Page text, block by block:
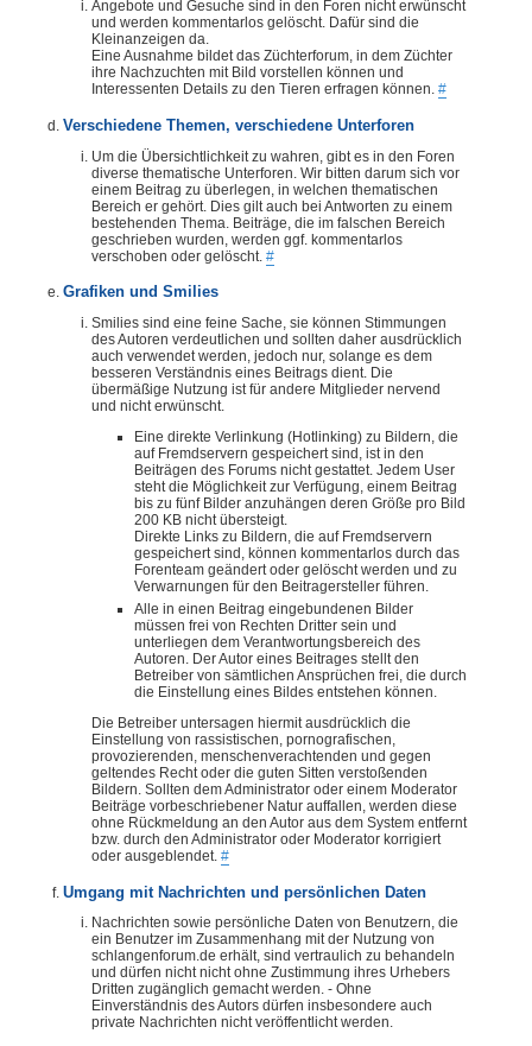
Angebote und Gesuche sind in den Foren nicht erwünscht
und werden kommentarlos gelöscht. Dafür sind die
Kleinanzeigen da.
Eine Ausnahme bildet das Züchterforum, in dem Züchter
ihre Nachzuchten mit Bild vorstellen können und
Interessenten Details zu den Tieren erfragen können. #
Verschiedene Themen, verschiedene Unterforen
Um die Übersichtlichkeit zu wahren, gibt es in den Foren
diverse thematische Unterforen. Wir bitten darum sich vor
einem Beitrag zu überlegen, in welchen thematischen
Bereich er gehört. Dies gilt auch bei Antworten zu einem
bestehenden Thema. Beiträge, die im falschen Bereich
geschrieben wurden, werden ggf. kommentarlos
verschoben oder gelöscht. #
Grafiken und Smilies
Smilies sind eine feine Sache, sie können Stimmungen
des Autoren verdeutlichen und sollten daher ausdrücklich
auch verwendet werden, jedoch nur, solange es dem
besseren Verständnis eines Beitrags dient. Die
übermäßige Nutzung ist für andere Mitglieder nervend
und nicht erwünscht.
Eine direkte Verlinkung (Hotlinking) zu Bildern, die
auf Fremdservern gespeichert sind, ist in den
Beiträgen des Forums nicht gestattet. Jedem User
steht die Möglichkeit zur Verfügung, einem Beitrag
bis zu fünf Bilder anzuhängen deren Größe pro Bild
200 KB nicht übersteigt.
Direkte Links zu Bildern, die auf Fremdservern
gespeichert sind, können kommentarlos durch das
Forenteam geändert oder gelöscht werden und zu
Verwarnungen für den Beitragersteller führen.
Alle in einen Beitrag eingebundenen Bilder
müssen frei von Rechten Dritter sein und
unterliegen dem Verantwortungsbereich des
Autoren. Der Autor eines Beitrages stellt den
Betreiber von sämtlichen Ansprüchen frei, die durch
die Einstellung eines Bildes entstehen können.
Die Betreiber untersagen hiermit ausdrücklich die
Einstellung von rassistischen, pornografischen,
provozierenden, menschenverachtenden und gegen
geltendes Recht oder die guten Sitten verstoßenden
Bildern. Sollten dem Administrator oder einem Moderator
Beiträge vorbeschriebener Natur auffallen, werden diese
ohne Rückmeldung an den Autor aus dem System entfernt
bzw. durch den Administrator oder Moderator korrigiert
oder ausgeblendet. #
Umgang mit Nachrichten und persönlichen Daten
Nachrichten sowie persönliche Daten von Benutzern, die
ein Benutzer im Zusammenhang mit der Nutzung von
schlangenforum.de erhält, sind vertraulich zu behandeln
und dürfen nicht nicht ohne Zustimmung ihres Urhebers
Dritten zugänglich gemacht werden. - Ohne
Einverständnis des Autors dürfen insbesondere auch
private Nachrichten nicht veröffentlicht werden.